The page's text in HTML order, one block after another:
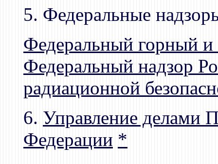
5. Федеральные
Федеральный горный
Федеральный надзор
радиационной
6. Управление делами
Федерации *